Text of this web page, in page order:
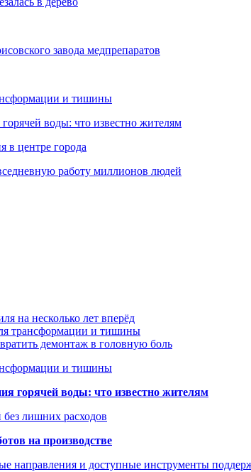
завода медпрепаратов
и тишины
воды: что известно жителям
в центре города
работу миллионов людей
на несколько лет вперёд
трансформации и тишины
демонтаж в головную боль
и тишины
горячей воды: что известно жителям
лишних расходов
на производстве
направления и доступные инструменты